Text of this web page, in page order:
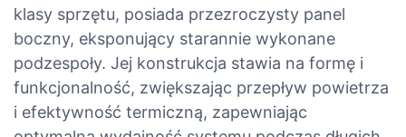
klasy sprzętu, posiada przezroczysty panel
boczny, eksponujący starannie wykonane
podzespoły. Jej konstrukcja stawia na formę i
funkcjonalność, zwiększając przepływ powietrza
i efektywność termiczną, zapewniając